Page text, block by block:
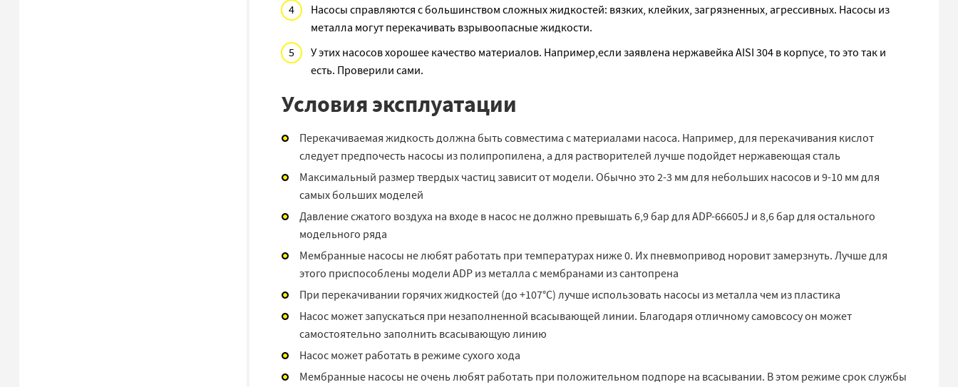
Насосы справляются с большинством сложных жидкостей: вязких, клейких, загрязненных, агрессивных. Насосы из
металла могут перекачивать взрывоопасные жидкости.
У этих насосов хорошее качество материалов. Например,если заявлена нержавейка AISI 304 в корпусе, то это так и
есть. Проверили сами.
Условия эксплуатации
Перекачиваемая жидкость должна быть совместима с материалами насоса. Например, для перекачивания кислот
следует предпочесть насосы из полипропилена, а для растворителей лучше подойдет нержавеющая сталь
Максимальный размер твердых частиц зависит от модели. Обычно это 2-3 мм для небольших насосов и 9-10 мм для
самых больших моделей
Давление сжатого воздуха на входе в насос не должно превышать 6,9 бар для ADP-66605J и 8,6 бар для остального
модельного ряда
Мембранные насосы не любят работать при температурах ниже 0. Их пневмопривод норовит замерзнуть. Лучше для
этого приспособлены модели ADP из металла с мембранами из сантопрена
При перекачивании горячих жидкостей (до +107°C) лучше использовать насосы из металла чем из пластика
Насос может запускаться при незаполненной всасывающей линии. Благодаря отличному самовсосу он может
самостоятельно заполнить всасывающую линию
Насос может работать в режиме сухого хода
Мембранные насосы не очень любят работать при положительном подпоре на всасывании. В этом режиме срок службы